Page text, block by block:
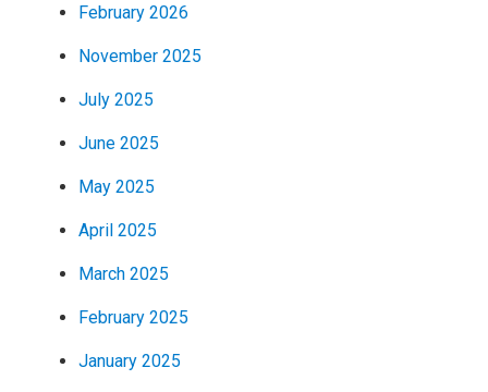
February 2026
November 2025
July 2025
June 2025
May 2025
April 2025
March 2025
February 2025
January 2025